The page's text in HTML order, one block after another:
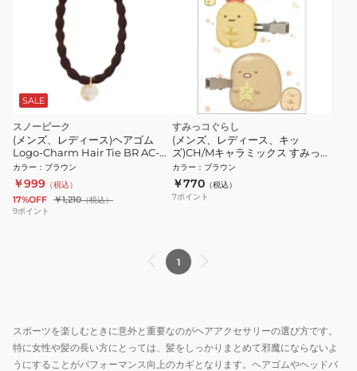
SALE
スノーピーク
(メンズ、レディース)ヘアゴム
Logo-Charm Hair Tie BR AC-
25SW401 032
カラー ： ブラウン
￥999 （税込）
17%OFF ￥1,210（税込）
9ポイント
すみっコぐらし
(メンズ、レディース、キッ
ズ)CH/Mキャラミックス すみっコ
ぐらし ヘアクリップ FE34404
カラー ： ブラウン
￥770 （税込）
7ポイント
1
スポーツを楽しむときに意外と重要なのがヘアアクセサリーの選び方です。
特に女性や髪の長い方にとっては、髪をしっかりまとめて邪魔にならないよ
うにすることがパフォーマンス向上のカギとなります。ヘアゴムやヘッドバ